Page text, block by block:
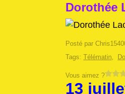
Dorothée
Posté par
Tags: Télématin,
Vous aimez ?
13